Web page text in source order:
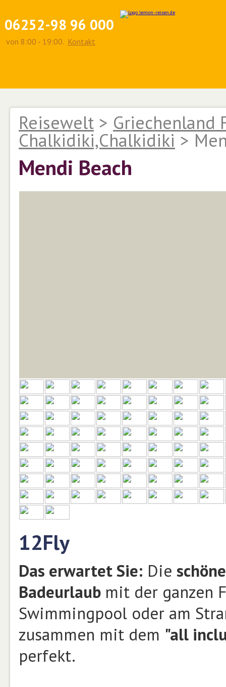
06252-98 96 000
von 8:00 - 19:00. Kontakt
Reisewelt > Griechenland
Chalkidiki,Chalkidiki >
Mendi Beach
12Fly
Das erwartet Sie: Die
Badeurlaub mit der ganzen
Swimmingpool oder am
zusammen mit dem "all
perfekt.